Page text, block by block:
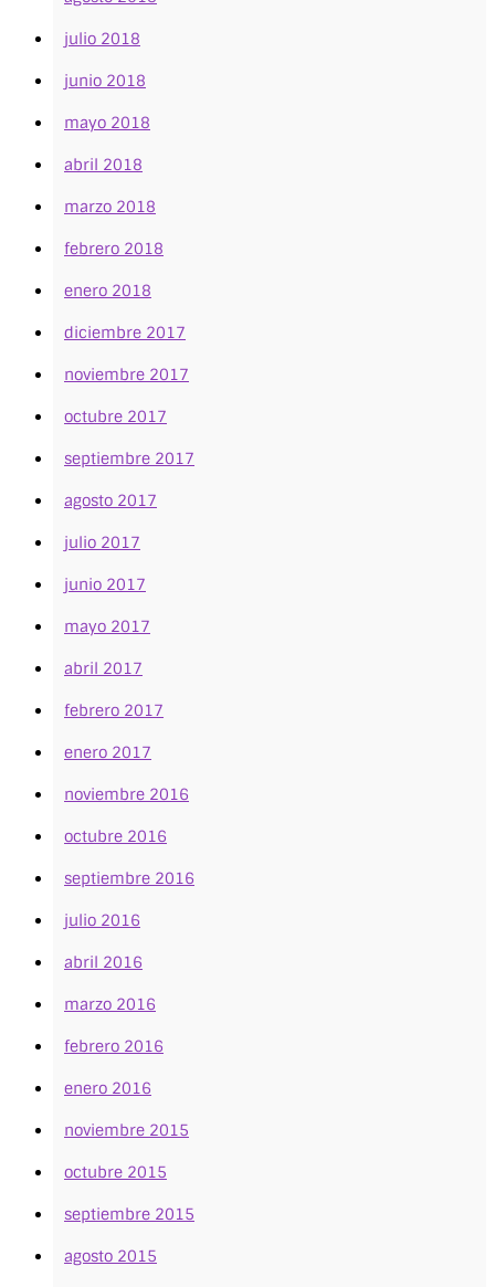
julio 2018
junio 2018
mayo 2018
abril 2018
marzo 2018
febrero 2018
enero 2018
diciembre 2017
noviembre 2017
octubre 2017
septiembre 2017
agosto 2017
julio 2017
junio 2017
mayo 2017
abril 2017
febrero 2017
enero 2017
noviembre 2016
octubre 2016
septiembre 2016
julio 2016
abril 2016
marzo 2016
febrero 2016
enero 2016
noviembre 2015
octubre 2015
septiembre 2015
agosto 2015